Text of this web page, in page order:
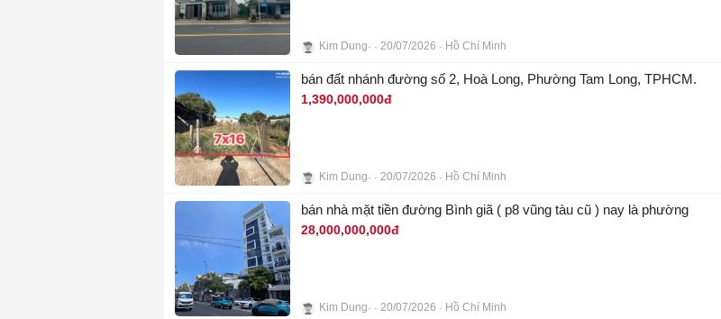
Kim Dung 20/07/2026 Hồ Chí Minh
bán đất nhánh đường số 2, Hoà Long, Phường Tam Long, TPHCM.
1,390,000,000đ
Kim Dung 20/07/2026 Hồ Chí Minh
bán nhà mặt tiền đường Bình giã ( p8 vũng tàu cũ ) nay là phường
28,000,000,000đ
Kim Dung 20/07/2026 Hồ Chí Minh